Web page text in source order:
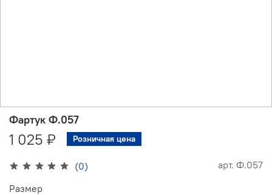
(0) арт. Ф.057
Фартук Ф.057
1 025 ₽ Розничная цена
Размер